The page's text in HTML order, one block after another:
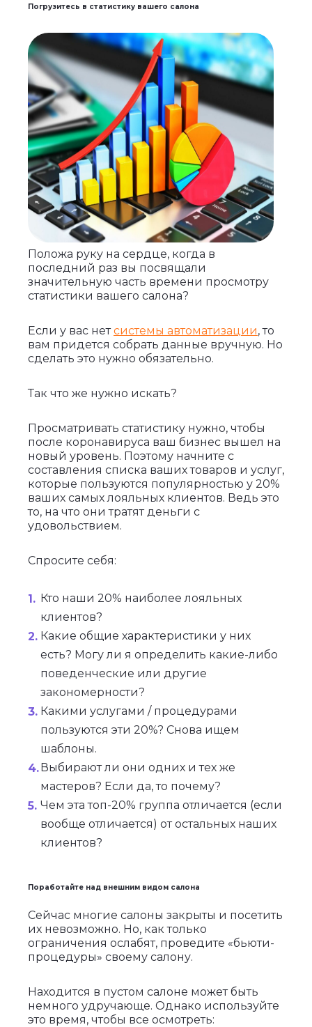
Погрузитесь в статистику вашего салона
Положа руку на сердце, когда в
последний раз вы посвящали
значительную часть времени просмотру
статистики вашего салона?
Если у вас нетсистемы автоматизации, то
вам придется собрать данные вручную. Но
сделать это нужно обязательно.
Так что же нужно искать?
Просматривать статистику нужно, чтобы
после коронавируса ваш бизнес вышел на
новый уровень. Поэтому начните с
составления списка ваших товаров и услуг,
которые пользуются популярностью у 20%
ваших самых лояльных клиентов. Ведь это
то, на что они тратят деньги с
удовольствием.
Спросите себя:
Кто наши 20% наиболее лояльных
клиентов?
Какие общие характеристики у них
есть? Могу ли я определить какие-либо
поведенческие или другие
закономерности?
Какими услугами / процедурами
пользуются эти 20%? Снова ищем
шаблоны.
Выбирают ли они одних и тех же
мастеров? Если да, то почему?
Чем эта топ-20% группа отличается (если
вообще отличается) от остальных наших
клиентов?
Поработайте над внешним видом салона
Сейчас многие салоны закрыты и посетить
их невозможно. Но, как только
ограничения ослабят, проведите «бьюти-
процедуры» своему салону.
Находится в пустом салоне может быть
немного удручающе. Однако используйте
это время, чтобы все осмотреть: